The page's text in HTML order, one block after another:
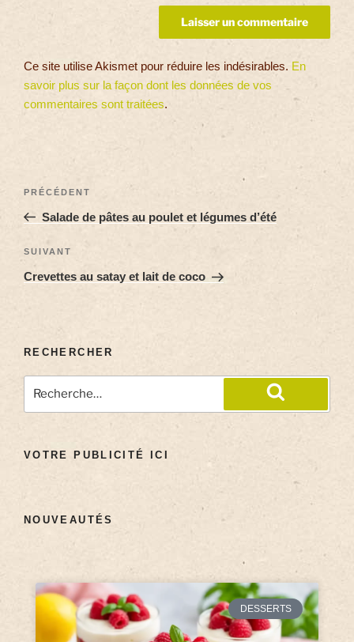
Ce site utilise Akismet pour réduire les indésirables. En
savoir plus sur la façon dont les données de vos
commentaires sont traitées.
PRÉCÉDENT
Salade de pâtes au poulet et légumes d’été
SUIVANT
Crevettes au satay et lait de coco
RECHERCHER
VOTRE PUBLICITÉ ICI
NOUVEAUTÉS
DESSERTS